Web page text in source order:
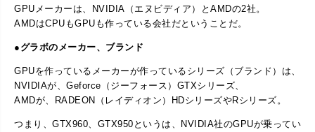
GPUメーカーは、NVIDIA（エヌビディア）とAMDの2社。
AMDはCPUもGPUも作っている会社だということだ。
●グラボのメーカー、ブランド
GPUを作っているメーカーが作っているシリーズ（ブランド）は、
NVIDIAが、Geforce（ジーフォース）GTXシリーズ、
AMDが、RADEON（レイディオン）HDシリーズやRシリーズ。
つまり、GTX960、GTX950というは、NVIDIA社のGPUが乗ってい